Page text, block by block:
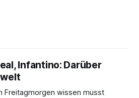
Infantino: Darüber
Freitagmorgen wissen musst